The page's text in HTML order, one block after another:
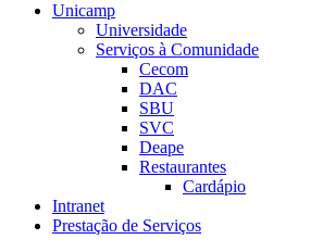
Unicamp
Universidade
Serviços à Comunidade
Cecom
DAC
SBU
SVC
Deape
Restaurantes
Cardápio
Intranet
Prestação de Serviços